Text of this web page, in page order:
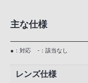
主な仕様
●：対応 -：該当なし
レンズ仕様